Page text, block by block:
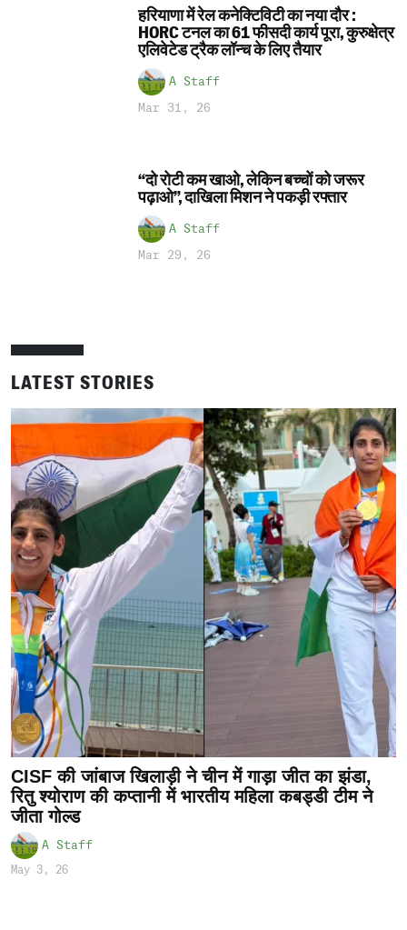
हरियाणा में रेल कनेक्टिविटी का नया दौर :
HORC टनल का 61 फीसदी कार्य पूरा, कुरुक्षेत्र
एलिवेटेड ट्रैक लॉन्च के लिए तैयार
A Staff
Mar 31, 26
“दो रोटी कम खाओ, लेकिन बच्चों को जरूर
पढ़ाओ”, दाखिला मिशन ने पकड़ी रफ्तार
A Staff
Mar 29, 26
LATEST STORIES
CISF की जांबाज खिलाड़ी ने चीन में गाड़ा जीत का झंडा,
रितु श्योराण की कप्तानी में भारतीय महिला कबड्डी टीम ने
जीता गोल्ड
A Staff
May 3, 26